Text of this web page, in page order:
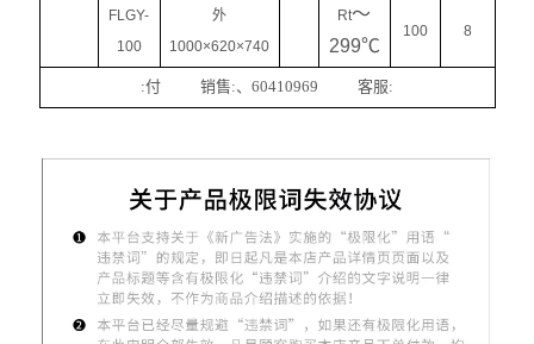
FLGY-
100
外
1000×620×740
Rt～
299℃
100 8
:付 销售:、60410969 客服: